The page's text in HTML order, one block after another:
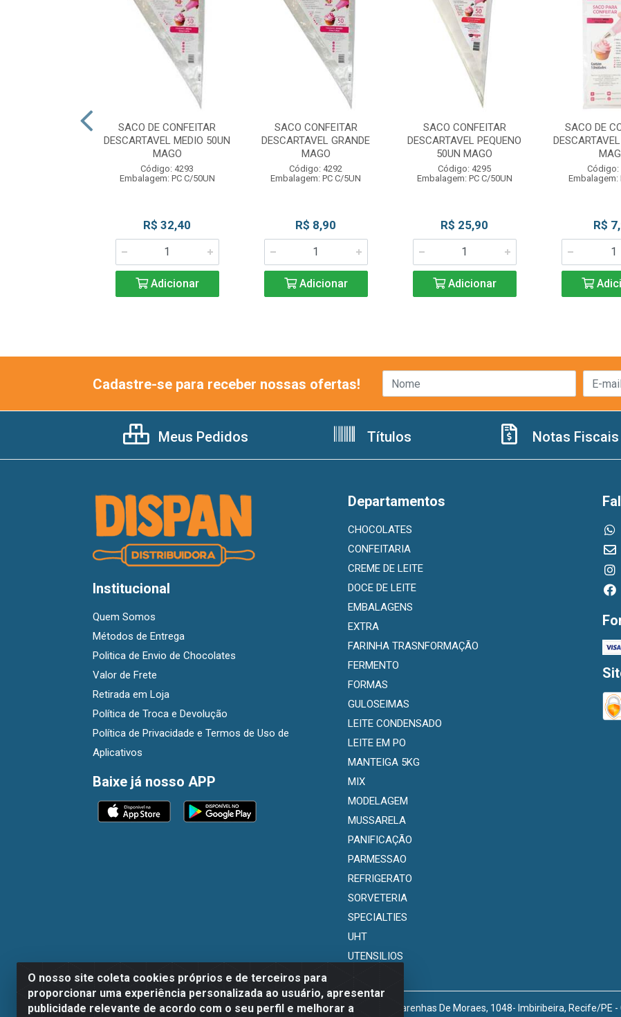
SACO DE CONFEITAR
DESCARTAVEL MEDIO 50UN
MAGO
Código: 4293
Embalagem: PC C/50UN
R$ 32,40
Adicionar
SACO CONFEITAR
DESCARTAVEL GRANDE
MAGO
Código: 4292
Embalagem: PC C/5UN
R$ 8,90
Adicionar
SACO CONFEITAR
DESCARTAVEL PEQUENO
50UN MAGO
Código: 4295
Embalagem: PC C/50UN
R$ 25,90
Adicionar
SACO DE
Código:
Embalagem:
R$
O nosso site coleta cookies próprios e de terceiros para
proporcionar uma experiência personalizada ao usuário, apresentar
publicidade relevante de acordo com o seu perfil e melhorar a
Cadastre-se para receber nossas ofertas!
Meus Pedidos Títulos Notas Fiscais
Institucional
Quem Somos
Métodos de Entrega
Politica de Envio de Chocolates
Valor de Frete
Retirada em Loja
Política de Troca e Devolução
Política de Privacidade e Termos de Uso de
Aplicativos
Baixe já nosso APP
Departamentos
CHOCOLATES
CONFEITARIA
CREME DE LEITE
DOCE DE LEITE
EMBALAGENS
EXTRA
FARINHA TRASNFORMAÇÃO
FERMENTO
FORMAS
GULOSEIMAS
LEITE CONDENSADO
LEITE EM PO
MANTEIGA 5KG
MIX
MODELAGEM
MUSSARELA
PANIFICAÇÃO
PARMESSAO
REFRIGERATO
SORVETERIA
SPECIALTIES
UHT
UTENSILIOS
Dispan Distribuidora de Alimentos LTDA - Avenida Marechal Mascarenhas De Moraes, 1048- Imbiribeira, Recife/PE